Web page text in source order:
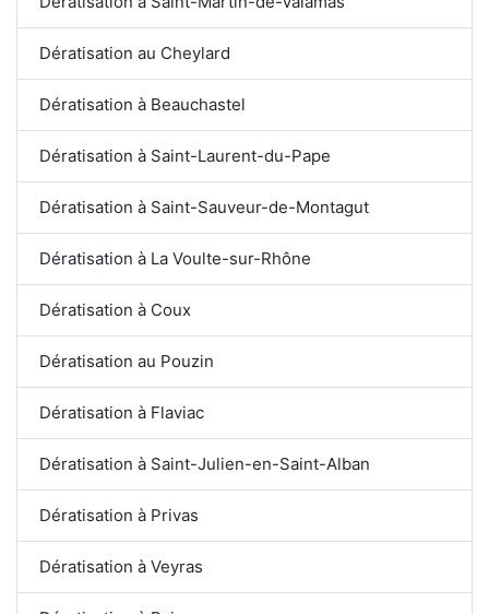
Dératisation au Cheylard
Dératisation à Beauchastel
Dératisation à Saint-Laurent-du-Pape
Dératisation à Saint-Sauveur-de-Montagut
Dératisation à La Voulte-sur-Rhône
Dératisation à Coux
Dératisation au Pouzin
Dératisation à Flaviac
Dératisation à Saint-Julien-en-Saint-Alban
Dératisation à Privas
Dératisation à Veyras